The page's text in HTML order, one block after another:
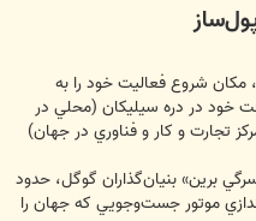
شروع فعاليت خود را به
خود در دره سيليكان (محلي در
تجارت و کار و فناوري در جهان)
برين» بنيان‌گذاران گوگل، حدود
موتور جست‌وجويي كه جهان را